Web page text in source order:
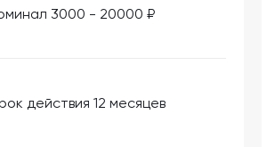
3000 - 20000 ₽
действия 12 месяцев